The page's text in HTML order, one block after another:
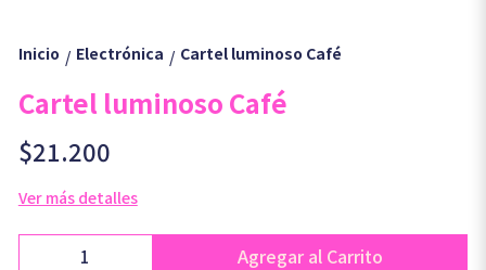
Inicio / Electrónica / Cartel luminoso Café
Cartel luminoso Café
$21.200
Ver más detalles
Agregar al Carrito